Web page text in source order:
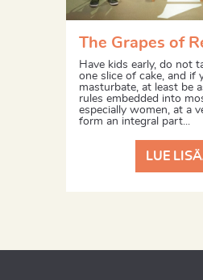
The Grapes of
Have kids early, do not
one slice of cake, and if
masturbate, at least be
rules embedded into
especially women, at a
form an integral part...
LUE